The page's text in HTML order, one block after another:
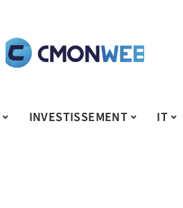
INVESTISSEMENT IT